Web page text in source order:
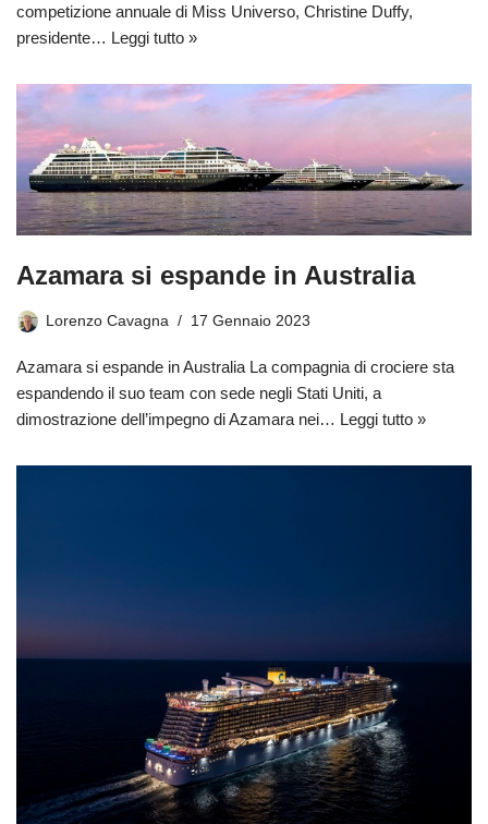
competizione annuale di Miss Universo, Christine Duffy,
presidente… Leggi tutto »
Azamara si espande in Australia
Lorenzo Cavagna 17 Gennaio 2023
Azamara si espande in Australia La compagnia di crociere sta
espandendo il suo team con sede negli Stati Uniti, a
dimostrazione dell’impegno di Azamara nei… Leggi tutto »